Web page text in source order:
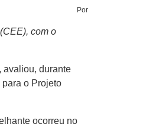
Por
com o
avaliou, durante
o Projeto
ocorreu no